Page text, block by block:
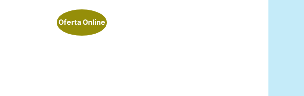
Oferta Online